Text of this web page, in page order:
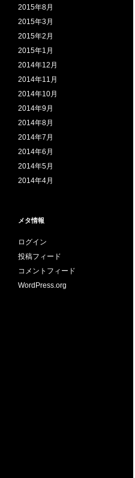
2015年8月
2015年3月
2015年2月
2015年1月
2014年12月
2014年11月
2014年10月
2014年9月
2014年8月
2014年7月
2014年6月
2014年5月
2014年4月
メタ情報
ログイン
投稿フィード
コメントフィード
WordPress.org